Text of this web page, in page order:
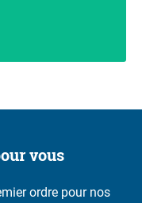
vous
ordre pour nos